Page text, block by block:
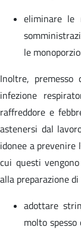
eliminare le
le
Inoltre,
infezione
raffreddore e
astenersi dal
idonee a prevenire
cui questi
alla preparazione
adottare
molto